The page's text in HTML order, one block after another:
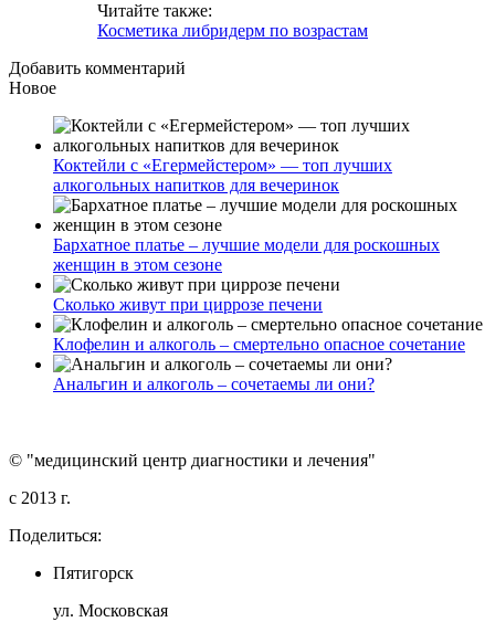
Читайте также:
Косметика либридерм по возрастам
Добавить комментарий
Новое
Коктейли с «Егермейстером» — топ лучших
алкогольных напитков для вечеринок
Бархатное платье – лучшие модели для роскошных
женщин в этом сезоне
Сколько живут при циррозе печени
Клофелин и алкоголь – смертельно опасное сочетание
Анальгин и алкоголь – сочетаемы ли они?
© "медицинский центр диагностики и лечения"
c 2013 г.
Поделиться:
Пятигорск
ул. Московская